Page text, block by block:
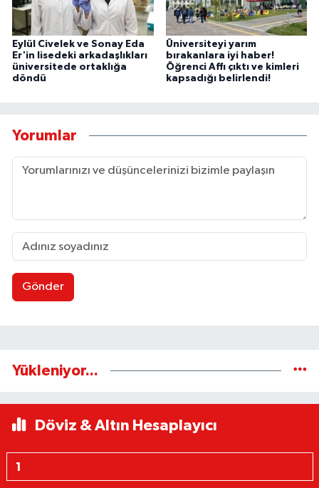
Eylül Civelek ve Sonay Eda
Er'in lisedeki arkadaşlıkları
üniversitede ortaklığa
döndü
Üniversiteyi yarım
bırakanlara iyi haber!
Öğrenci Affı çıktı ve kimleri
kapsadığı belirlendi!
Yorumlar
Gönder
Yükleniyor...
Döviz & Altın Hesaplayıcı